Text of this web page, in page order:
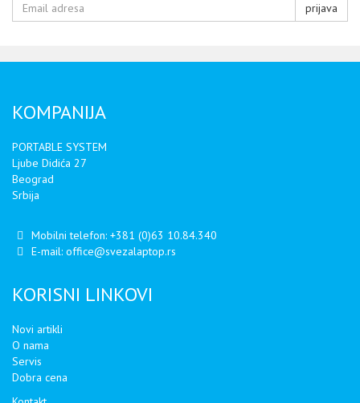
prijava
KOMPANIJA
PORTABLE SYSTEM
Ljube Didića 27
Beograd
Srbija
Mobilni telefon: +381 (0)63 10.84.340
E-mail: office@svezalaptop.rs
KORISNI LINKOVI
Novi artikli
O nama
Servis
Dobra cena